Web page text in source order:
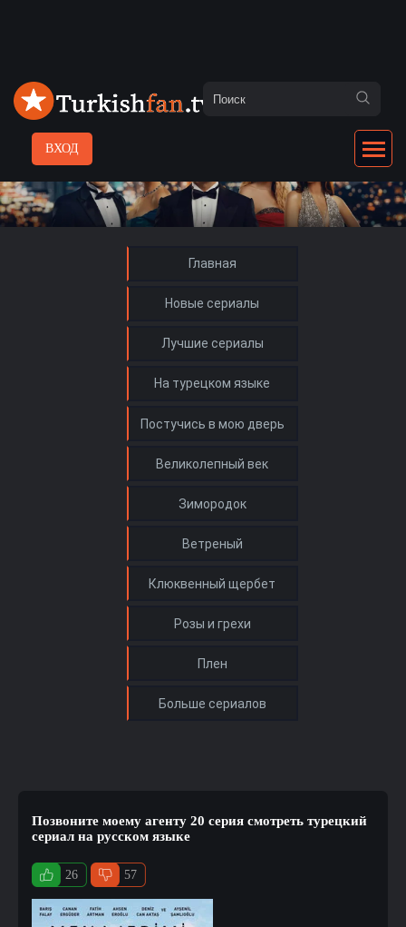
ВХОД
Главная
Новые сериалы
Лучшие сериалы
На турецком языке
Позвоните моему агенту 20 серия смотреть турецкий
сериал на русском языке
26 57